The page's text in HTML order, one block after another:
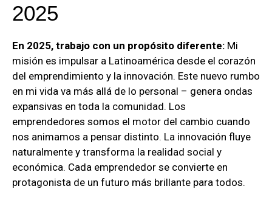
2025
En 2025, trabajo con un propósito diferente: Mi
misión es impulsar a Latinoamérica desde el corazón
del emprendimiento y la innovación. Este nuevo rumbo
en mi vida va más allá de lo personal – genera ondas
expansivas en toda la comunidad. Los
emprendedores somos el motor del cambio cuando
nos animamos a pensar distinto. La innovación fluye
naturalmente y transforma la realidad social y
económica. Cada emprendedor se convierte en
protagonista de un futuro más brillante para todos.